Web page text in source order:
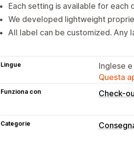
Each setting is available for each
We developed lightweight
All label can be customized. Any
Lingue
Inglese
Questa
Funziona con Check-
Categorie